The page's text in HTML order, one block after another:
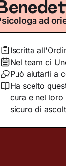
ad
Iscritta
Nel team di
Può aiutarti a
Ha scelto
cura e nel
sicuro di